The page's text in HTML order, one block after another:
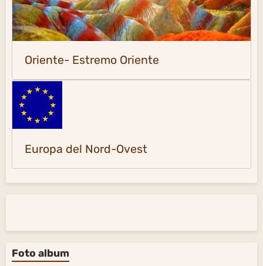
Oriente- Estremo Oriente
Europa del Nord-Ovest
Foto album